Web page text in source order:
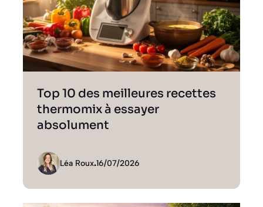
Top 10 des meilleures recettes
thermomix à essayer
absolument
Léa Roux.16/07/2026